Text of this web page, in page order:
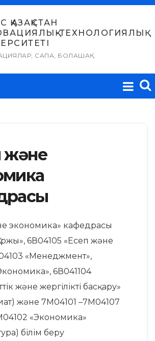
ҚАЗАҚСТАН
ТЕХНОЛОГИЯЛЫҚ
САПА, БОЛАШАҚ
және
экономика» кафедрасы
6В04105 «Есеп және
«Менеджмент»,
6В041104
және жергілікті басқару»
және 7М04101 –7М04107
«Экономика»
білім беру